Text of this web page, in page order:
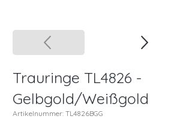
Trauringe TL4826 -
Gelbgold/Weißgold
Artikelnummer: TL4826BGG